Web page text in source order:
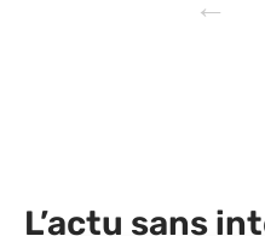
L’actu sans